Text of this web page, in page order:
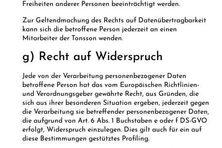
Freiheiten anderer Personen beeinträchtigt werden.
Zur Geltendmachung des Rechts auf Datenübertragbarkeit
kann sich die betroffene Person jederzeit an einen
Mitarbeiter der Tonsson wenden.
g) Recht auf Widerspruch
Jede von der Verarbeitung personenbezogener Daten
betroffene Person hat das vom Europäischen Richtlinien-
und Verordnungsgeber gewährte Recht, aus Gründen, die
sich aus ihrer besonderen Situation ergeben, jederzeit gegen
die Verarbeitung sie betreffender personenbezogener Daten,
die aufgrund von Art. 6 Abs. 1 Buchstaben e oder f DS-GVO
erfolgt, Widerspruch einzulegen. Dies gilt auch für ein auf
diese Bestimmungen gestütztes Profiling.